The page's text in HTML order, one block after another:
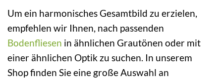
Um ein harmonisches Gesamtbild zu erzielen,
empfehlen wir Ihnen, nach passenden
Bodenfliesen in ähnlichen Grautönen oder mit
einer ähnlichen Optik zu suchen. In unserem
Shop finden Sie eine große Auswahl an